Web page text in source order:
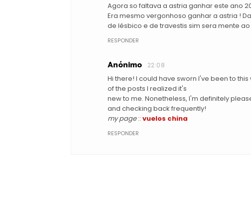
Agora so faltava a astria ganhar este ano
Era mesmo vergonhoso ganhar a astria !
de lésbico e de travestis sim sera mente
RESPONDER
Anónimo 22:08
Hi there! I could have sworn I've been to
of the posts I realized it's
new to me. Nonetheless, I'm definitely
and checking back frequently!
my page:: vuelos china
RESPONDER